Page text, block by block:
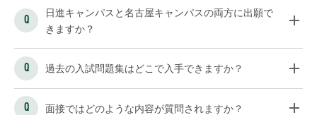
日進キャンパスと名古屋キャンパスの両方に出願で
きますか？
過去の入試問題集はどこで入手できますか？
面接ではどのような内容が質問されますか？